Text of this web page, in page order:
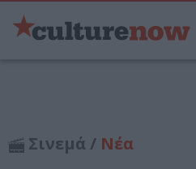
Σινεμά / Νέα